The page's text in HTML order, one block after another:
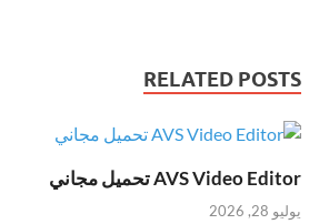
RELATED POSTS
AVS Video Editor تحميل مجاني
يوليو 28, 2026